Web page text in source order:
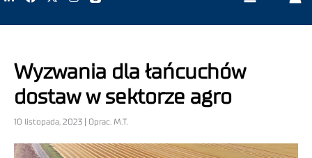
Wyzwania dla łańcuchów
dostaw w sektorze agro
10 listopada, 2023 | Oprac. M.T.